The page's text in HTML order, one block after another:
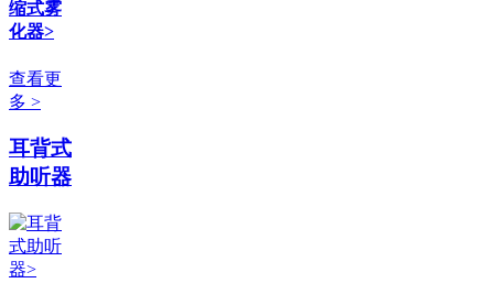
缩式雾
化器>
查看更
多 >
耳背式
助听器